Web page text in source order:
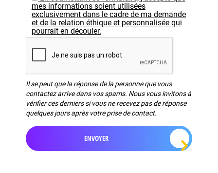
mes informations soient utilisées
exclusivement dans le cadre de ma demande
et de la relation éthique et personnalisée qui
pourrait en découler.
Il se peut que la réponse de la personne que vous
contactez arrive dans vos spams. Nous vous invitons à
vérifier ces derniers si vous ne recevez pas de réponse
quelques jours après votre prise de contact.